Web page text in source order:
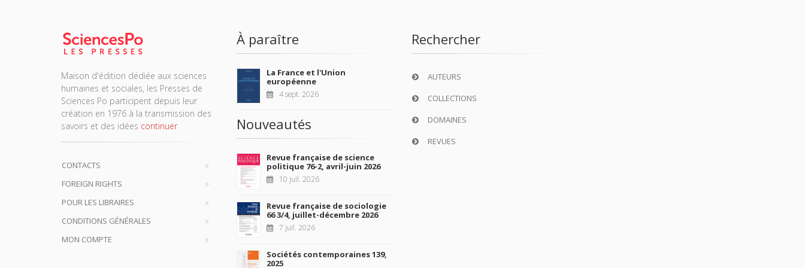
Maison d'édition dédiée aux sciences
humaines et sociales, les Presses de
Sciences Po participent depuis leur
création en 1976 à la transmission des
savoirs et des idées continuer
CONTACTS
FOREIGN RIGHTS
POUR LES LIBRAIRES
CONDITIONS GÉNÉRALES
MON COMPTE
À paraître
La France et l'Union
européenne
4 sept. 2026
Nouveautés
Revue française de science
politique 76-2, avril-juin 2026
10 juil. 2026
Revue française de sociologie
66 3/4, juillet-décembre 2026
7 juil. 2026
Sociétés contemporaines 139,
2025
Rechercher
AUTEURS
COLLECTIONS
DOMAINES
REVUES